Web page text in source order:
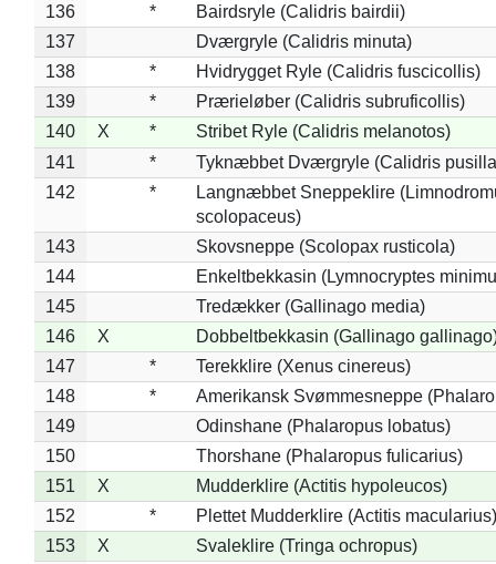
136
*
Bairdsryle (Calidris bairdii)
137
Dværgryle (Calidris minuta)
138
*
Hvidrygget Ryle (Calidris fuscicollis)
139
*
Prærieløber (Calidris subruficollis)
140
X *
Stribet Ryle (Calidris melanotos)
141
*
Tyknæbbet Dværgryle (Calidris
142
*
Langnæbbet Sneppeklire
scolopaceus)
143
Skovsneppe (Scolopax rusticola)
144
Enkeltbekkasin (Lymnocryptes
145
Tredækker (Gallinago media)
146
X
Dobbeltbekkasin (Gallinago
147
*
Terekklire (Xenus cinereus)
148
*
Amerikansk Svømmesneppe
149
Odinshane (Phalaropus lobatus)
150
Thorshane (Phalaropus fulicarius)
151
X
Mudderklire (Actitis hypoleucos)
152
*
Plettet Mudderklire (Actitis macularius)
153
X
Svaleklire (Tringa ochropus)